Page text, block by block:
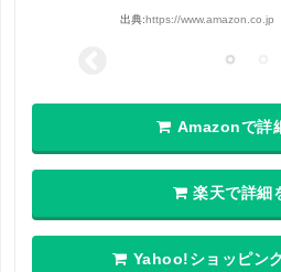
出典: https://www.amazon.co.jp
Amazonで詳
楽天で詳細
Yahoo!ショッピン